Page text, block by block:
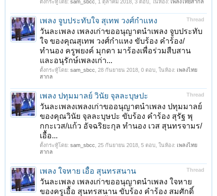
ตั้งกระทู้โดย: sam_sbcc 1 ตุลาคม 2018 , 3 ตอบ, ในห้อง: เพลงไทยสากล
Thread
เพลง จูบประทับใจ สุเทพ วงศ์กำแหง
วันละเพลง เพลงเก่าขออนุญาตนำเพลง จูบประทับ
ใจ ของคุณสุเทพ วงศ์กำแหง ขับร้อง คำร้อง/
ทำนอง ครูพยงค์ มุกดา มาร้องเพื่อร่วมสืบสาน
และอนุรักษ์เพลงเก่า...
ตั้งกระทู้โดย: sam_sbcc 28 กันยายน 2018 , 0 ตอบ, ในห้อง: เพลงไทย
สากล
Thread
เพลง ปทุมมาลย์ วินัย จุลละบุษปะ
วันละเพลงเพลงเก่าขออนุญาตนำเพลง ปทุมมาลย์
ของคุณวินัย จุลละบุษปะ ขับร้อง คำร้อง สุรัฐ พุ
กกะเวส/แก้ว อัจฉริยะกุล ทำนอง เวส สุนทรจามร/
เอื้อ...
ตั้งกระทู้โดย: sam_sbcc 25 กันยายน 2018 , 5 ตอบ, ในห้อง: เพลงไทย
สากล
Thread
เพลง ใจหาย เอื้อ สุนทรสนาน
วันละเพลง เพลงเก่าขออนุญาตนำเพลง ใจหาย
ของครูเอื้อ สุนทรสนาน ขับร้อง คำร้อง สมศักดิ์